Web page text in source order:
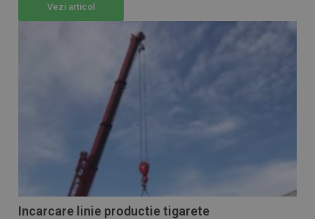
Vezi articol
Incarcare linie productie tigarete